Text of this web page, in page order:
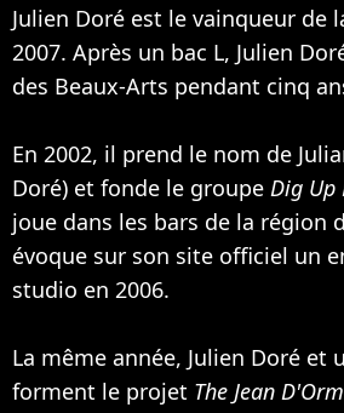
Julien Doré est le vainqueur de
2007. Après un bac L, Julien
des Beaux-Arts pendant cinq
En 2002, il prend le nom de
Doré) et fonde le groupe Dig Up
joue dans les bars de la région
évoque sur son site officiel un
studio en 2006.
La même année, Julien Doré et
forment le projet The Jean